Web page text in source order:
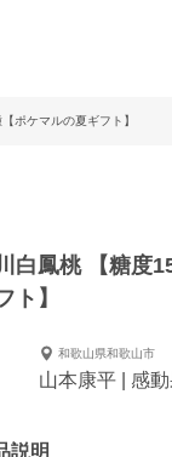
ポケマルの夏ギフト】
白鳳桃 【糖度
ト】
和歌山県和歌山市
山本康平 | 感
説明